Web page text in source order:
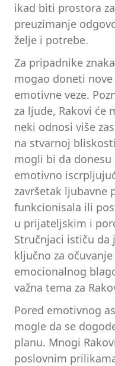
ikad biti prostora
preuzimanje
želje i potrebe.
Za pripadnike
mogao doneti
emotivne veze.
za ljude, Rakovi će
neki odnosi više
na stvarnoj
mogli bi da
emotivno
završetak ljubavne
funkcionisala ili
u prijateljskim i
Stručnjaci ističu da
ključno za
emocionalnog
važna tema za
Pored emotivnog
mogle da se
planu. Mnogi
poslovnim